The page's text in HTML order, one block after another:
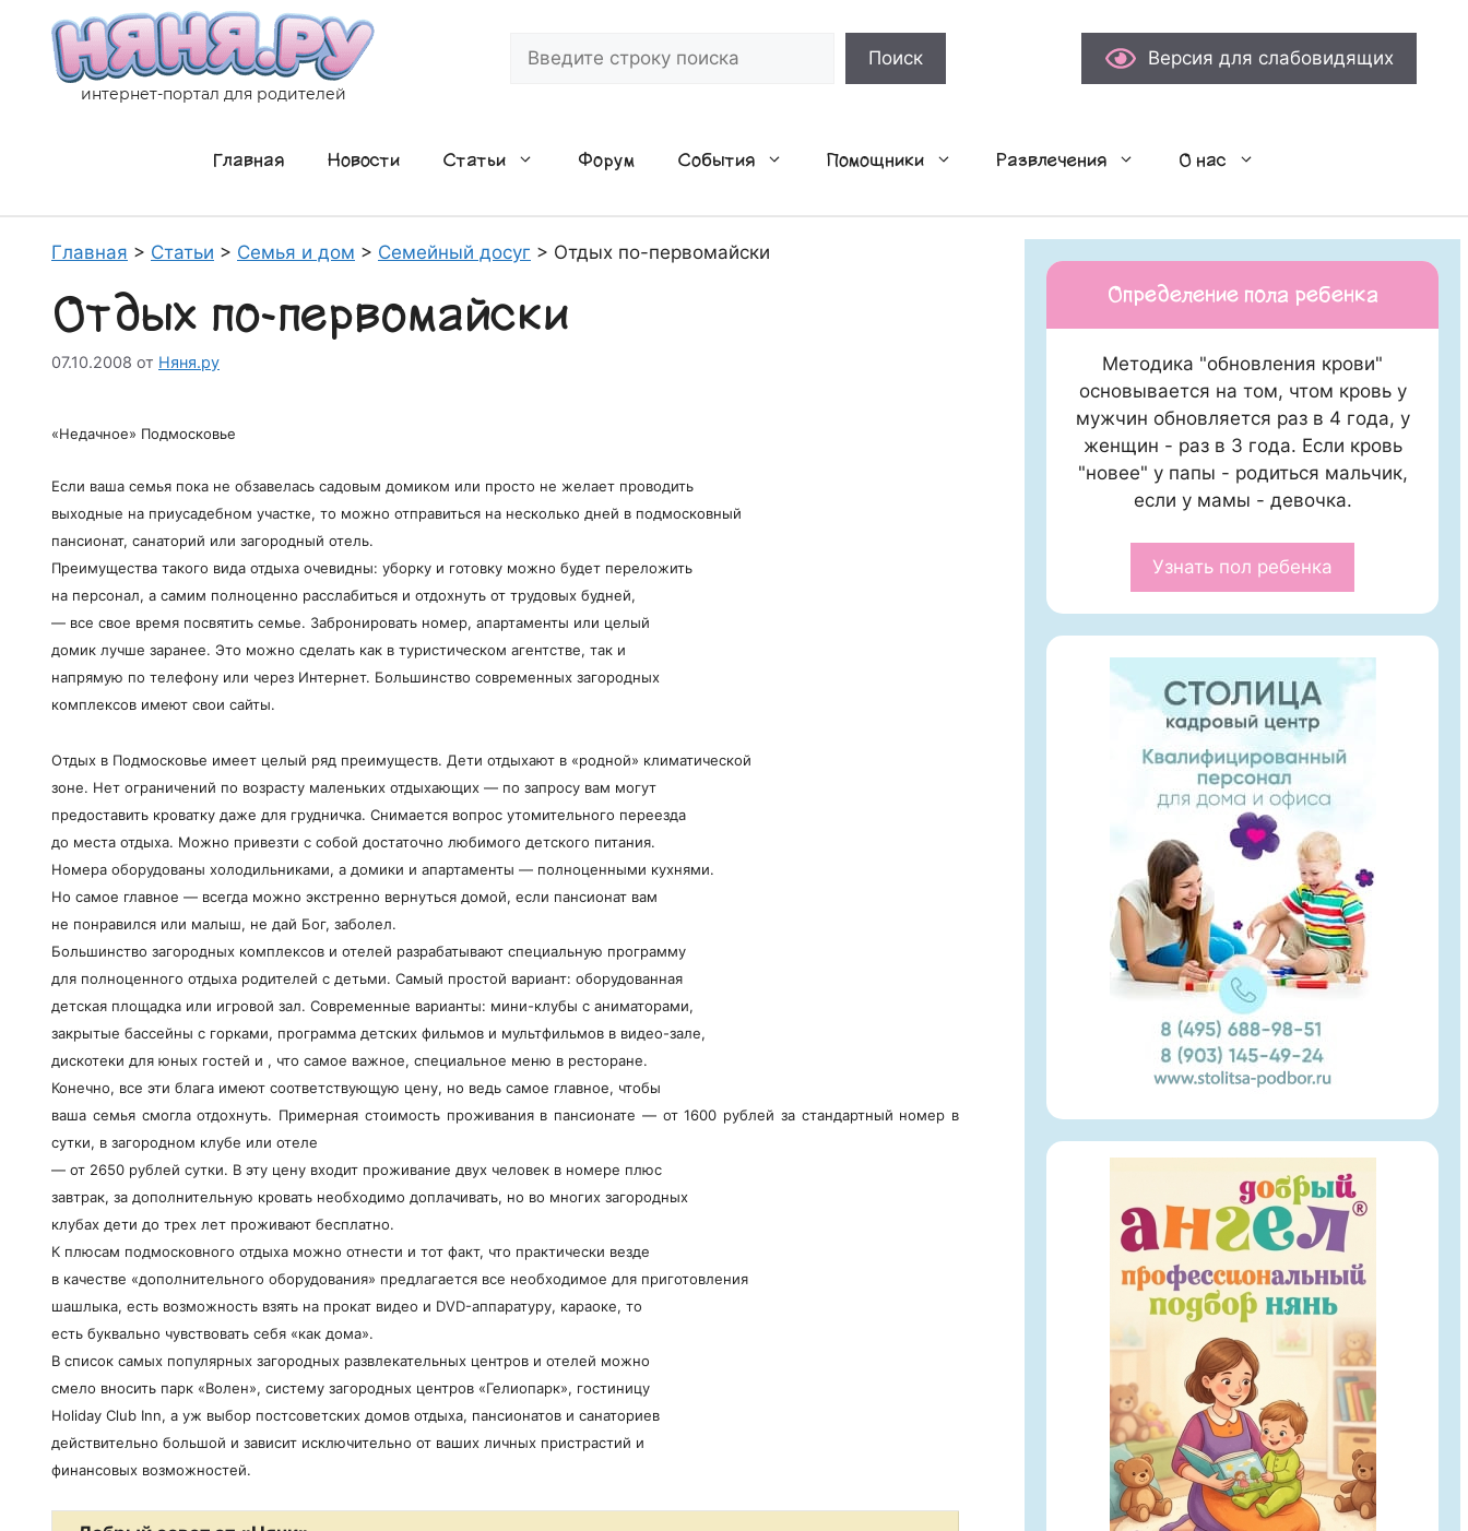
содержимому
интернет-портал для родителей
Поиск Версия для слабовидящих
Главная Новости Статьи Форум События Помощники Развлечения О нас
Главная > Статьи > Семья и дом > Семейный досуг > Отдых по-первомайски
Отдых по-первомайски
07.10.2008 от Няня.ру
«Недачное» Подмосковье
Если ваша семья пока не обзавелась садовым домиком или просто не желает проводить
выходные на приусадебном участке, то можно отправиться на несколько дней в подмосковный
пансионат, санаторий или загородный отель.
Преимущества такого вида отдыха очевидны: уборку и готовку можно будет переложить
на персонал, а самим полноценно расслабиться и отдохнуть от трудовых будней,
— все свое время посвятить семье. Забронировать номер, апартаменты или целый
домик лучше заранее. Это можно сделать как в туристическом агентстве, так и
напрямую по телефону или через Интернет. Большинство современных загородных
комплексов имеют свои сайты.
Отдых в Подмосковье имеет целый ряд преимуществ. Дети отдыхают в «родной» климатической
зоне. Нет ограничений по возрасту маленьких отдыхающих — по запросу вам могут
предоставить кроватку даже для грудничка. Снимается вопрос утомительного переезда
до места отдыха. Можно привезти с собой достаточно любимого детского питания.
Номера оборудованы холодильниками, а домики и апартаменты — полноценными кухнями.
Но самое главное — всегда можно экстренно вернуться домой, если пансионат вам
не понравился или малыш, не дай Бог, заболел.
Большинство загородных комплексов и отелей разрабатывают специальную программу
для полноценного отдыха родителей с детьми. Самый простой вариант: оборудованная
детская площадка или игровой зал. Современные варианты: мини-клубы с аниматорами,
закрытые бассейны с горками, программа детских фильмов и мультфильмов в видео-зале,
дискотеки для юных гостей и , что самое важное, специальное меню в ресторане.
Конечно, все эти блага имеют соответствующую цену, но ведь самое главное, чтобы
ваша семья смогла отдохнуть. Примерная стоимость проживания в пансионате — от 1600 рублей за стандартный номер в
сутки, в загородном клубе или отеле
— от 2650 рублей сутки. В эту цену входит проживание двух человек в номере плюс
завтрак, за дополнительную кровать необходимо доплачивать, но во многих загородных
клубах дети до трех лет проживают бесплатно.
К плюсам подмосковного отдыха можно отнести и тот факт, что практически везде
в качестве «дополнительного оборудования» предлагается все необходимое для приготовления
шашлыка, есть возможность взять на прокат видео и DVD-аппаратуру, караоке, то
есть буквально чувствовать себя «как дома».
В список самых популярных загородных развлекательных центров и отелей можно
смело вносить парк «Волен», систему загородных центров «Гелиопарк», гостиницу
Holiday Club Inn, а уж выбор постсоветских домов отдыха, пансионатов и санаториев
действительно большой и зависит исключительно от ваших личных пристрастий и
финансовых возможностей.
Определение пола ребенка
Методика "обновления крови"
основывается на том, чтом кровь у
мужчин обновляется раз в 4 года, у
женщин - раз в 3 года. Если кровь
"новее" у папы - родиться мальчик,
если у мамы - девочка.
Узнать пол ребенка